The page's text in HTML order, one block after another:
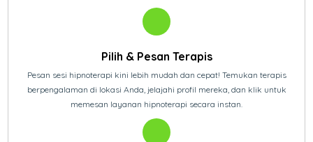
Pilih & Pesan Terapis
Pesan sesi hipnoterapi kini lebih mudah dan cepat! Temukan terapis
berpengalaman di lokasi Anda, jelajahi profil mereka, dan klik untuk
memesan layanan hipnoterapi secara instan.